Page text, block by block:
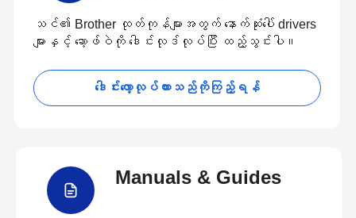
သင်၏ Brother ထုတ်ကုန်များအတွက် နောက်ဆုံးပေါ် drivers
များနှင့် ဆော့ဖ်ဝဲကို ဒေါင်းလုဒ်လုပ်ပြီး ထည့်သွင်းပါ။
ဒေါင်းလော့လုပ်ထားသည်ကိုကြည့်ရန်
Manuals & Guides